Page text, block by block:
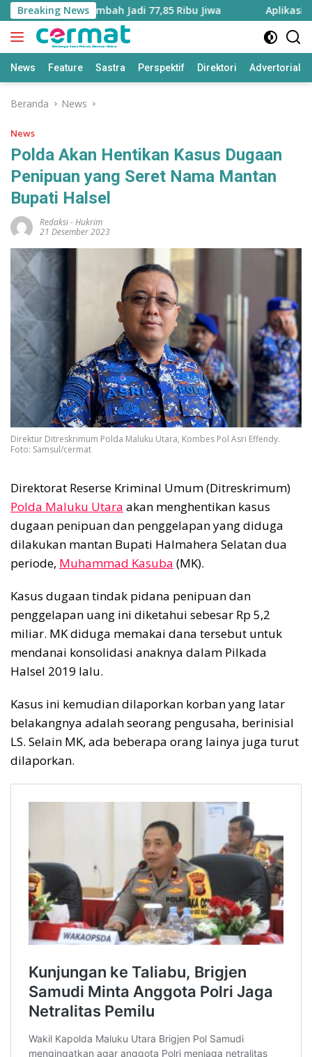
Langsung
ke
konten
Breaking News
Utara Bertambah Jadi 77,85 Ribu Jiwa Aplikasi
News Feature Sastra Perspektif Direktori Advertorial
Beranda News
News
Polda Akan Hentikan Kasus Dugaan
Penipuan yang Seret Nama Mantan
Bupati Halsel
Redaksi-Hukrim
21 Desember 2023
Direktur Ditreskrimum Polda Maluku Utara, Kombes Pol Asri Effendy.
Foto: Samsul/cermat
Direktorat Reserse Kriminal Umum (Ditreskrimum)
Polda Maluku Utara akan menghentikan kasus
dugaan penipuan dan penggelapan yang diduga
dilakukan mantan Bupati Halmahera Selatan dua
periode, Muhammad Kasuba (MK).
Kasus dugaan tindak pidana penipuan dan
penggelapan uang ini diketahui sebesar Rp 5,2
miliar. MK diduga memakai dana tersebut untuk
mendanai konsolidasi anaknya dalam Pilkada
Halsel 2019 lalu.
Kasus ini kemudian dilaporkan korban yang latar
belakangnya adalah seorang pengusaha, berinisial
LS. Selain MK, ada beberapa orang lainya juga turut
dilaporkan.